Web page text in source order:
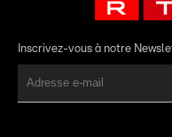
Inscrivez-vous à notre